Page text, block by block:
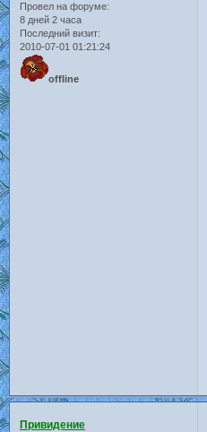
Провел на форуме:
8 дней 2 часа
Последний визит:
2010-07-01 01:21:24
offline
Привидение